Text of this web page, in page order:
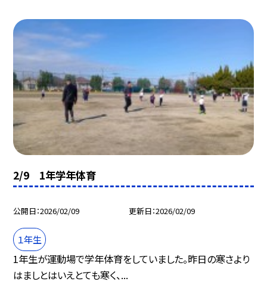
2/9 1年学年体育
公開日 2026/02/09 更新日 2026/02/09
１年生
1年生が運動場で学年体育をしていました。昨日の寒さより
はましとはいえとても寒く、...